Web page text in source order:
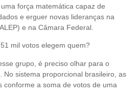
força matemática capaz de
e erguer novas lideranças na
e na Câmara Federal.
mil votos elegem quem?
grupo, é preciso olhar para o
No sistema proporcional brasileiro, as
conforme a soma de votos de uma